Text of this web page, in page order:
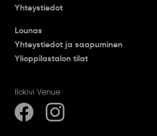
Yhteystiedot
Lounas
Yhteystiedot ja saapuminen
Ylioppilastalon tilat
Ilokivi Venue